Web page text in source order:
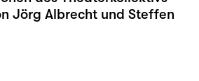
Jörg Albrecht und Steffen